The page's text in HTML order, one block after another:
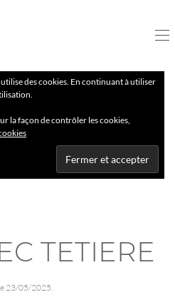
des cookies. En continuant à utiliser
la façon de contrôler les cookies,
TETIERE
23/05/2025.